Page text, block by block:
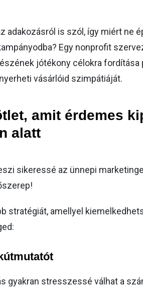
adakozásról is szól, így miért ne
Egy nonprofit
jótékony célokra
vásárlóid szimpátiáját.
amit érdemes
alatt
sikeressé az ünnepi
stratégiát, amellyel
gyakran stresszessé válhat a